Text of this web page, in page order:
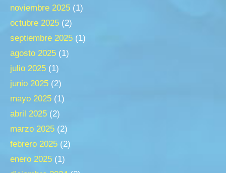
noviembre 2025 (1)
octubre 2025 (2)
septiembre 2025 (1)
agosto 2025 (1)
julio 2025 (1)
junio 2025 (2)
mayo 2025 (1)
abril 2025 (2)
marzo 2025 (2)
febrero 2025 (2)
enero 2025 (1)